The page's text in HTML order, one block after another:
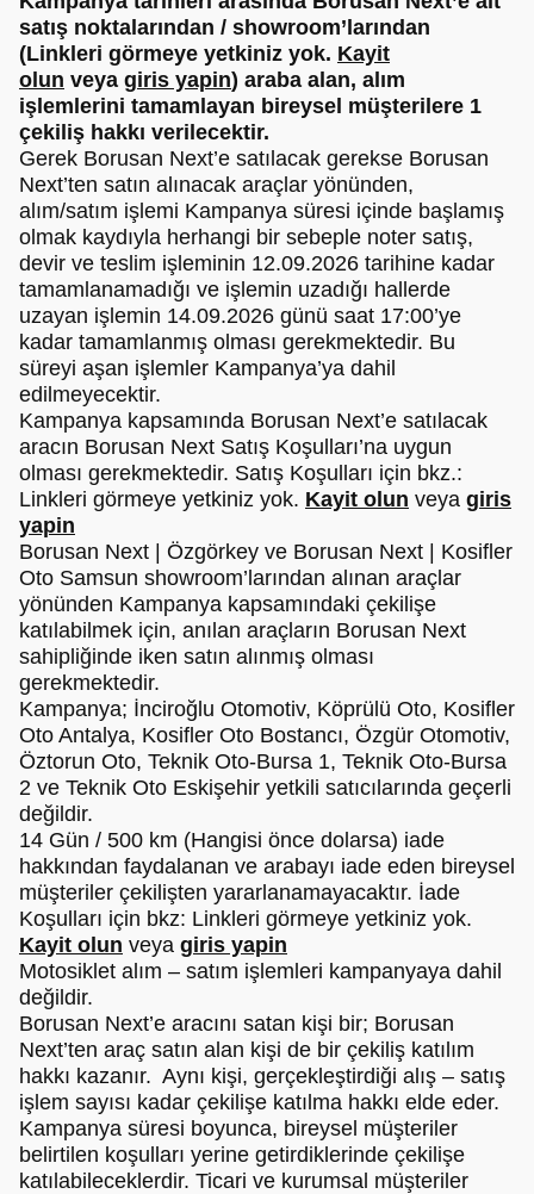
satış noktalarından / showroom’larından
(Linkleri görmeye yetkiniz yok. Kayit
olun veya giris yapin) araba alan, alım
işlemlerini tamamlayan bireysel müşterilere 1
çekiliş hakkı verilecektir.
Gerek Borusan Next’e satılacak gerekse Borusan
Next’ten satın alınacak araçlar yönünden,
alım/satım işlemi Kampanya süresi içinde başlamış
olmak kaydıyla herhangi bir sebeple noter satış,
devir ve teslim işleminin 12.09.2026 tarihine kadar
tamamlanamadığı ve işlemin uzadığı hallerde
uzayan işlemin 14.09.2026 günü saat 17:00’ye
kadar tamamlanmış olması gerekmektedir. Bu
süreyi aşan işlemler Kampanya’ya dahil
edilmeyecektir.
Kampanya kapsamında Borusan Next’e satılacak
aracın Borusan Next Satış Koşulları’na uygun
olması gerekmektedir. Satış Koşulları için bkz.:
Linkleri görmeye yetkiniz yok. Kayit olun veya giris
yapin
Borusan Next | Özgörkey ve Borusan Next | Kosifler
Oto Samsun showroom’larından alınan araçlar
yönünden Kampanya kapsamındaki çekilişe
katılabilmek için, anılan araçların Borusan Next
sahipliğinde iken satın alınmış olması
gerekmektedir.
Kampanya; İnciroğlu Otomotiv, Köprülü Oto, Kosifler
Oto Antalya, Kosifler Oto Bostancı, Özgür Otomotiv,
Öztorun Oto, Teknik Oto-Bursa 1, Teknik Oto-Bursa
2 ve Teknik Oto Eskişehir yetkili satıcılarında geçerli
değildir.
14 Gün / 500 km (Hangisi önce dolarsa) iade
hakkından faydalanan ve arabayı iade eden bireysel
müşteriler çekilişten yararlanamayacaktır. İade
Koşulları için bkz: Linkleri görmeye yetkiniz yok.
Kayit olun veya giris yapin
Motosiklet alım – satım işlemleri kampanyaya dahil
değildir.
Borusan Next’e aracını satan kişi bir; Borusan
Next’ten araç satın alan kişi de bir çekiliş katılım
hakkı kazanır. Aynı kişi, gerçekleştirdiği alış – satış
işlem sayısı kadar çekilişe katılma hakkı elde eder.
Kampanya süresi boyunca, bireysel müşteriler
belirtilen koşulları yerine getirdiklerinde çekilişe
katılabileceklerdir. Ticari ve kurumsal müşteriler